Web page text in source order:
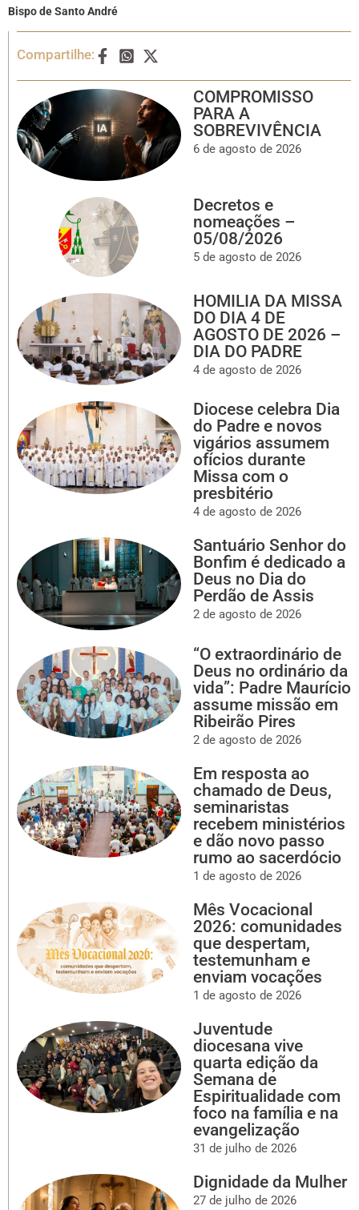
Bispo de Santo André
Compartilhe:
COMPROMISSO
PARA A
SOBREVIVÊNCIA
6 de agosto de 2026
Decretos e
nomeações –
05/08/2026
5 de agosto de 2026
HOMILIA DA MISSA
DO DIA 4 DE
AGOSTO DE 2026 –
DIA DO PADRE
4 de agosto de 2026
Diocese celebra Dia
do Padre e novos
vigários assumem
ofícios durante
Missa com o
presbitério
4 de agosto de 2026
Santuário Senhor do
Bonfim é dedicado a
Deus no Dia do
Perdão de Assis
2 de agosto de 2026
“O extraordinário de
Deus no ordinário da
vida”: Padre Maurício
assume missão em
Ribeirão Pires
2 de agosto de 2026
Em resposta ao
chamado de Deus,
seminaristas
recebem ministérios
e dão novo passo
rumo ao sacerdócio
1 de agosto de 2026
Mês Vocacional
2026: comunidades
que despertam,
testemunham e
enviam vocações
1 de agosto de 2026
Juventude
diocesana vive
quarta edição da
Semana de
Espiritualidade com
foco na família e na
evangelização
31 de julho de 2026
Dignidade da Mulher
27 de julho de 2026